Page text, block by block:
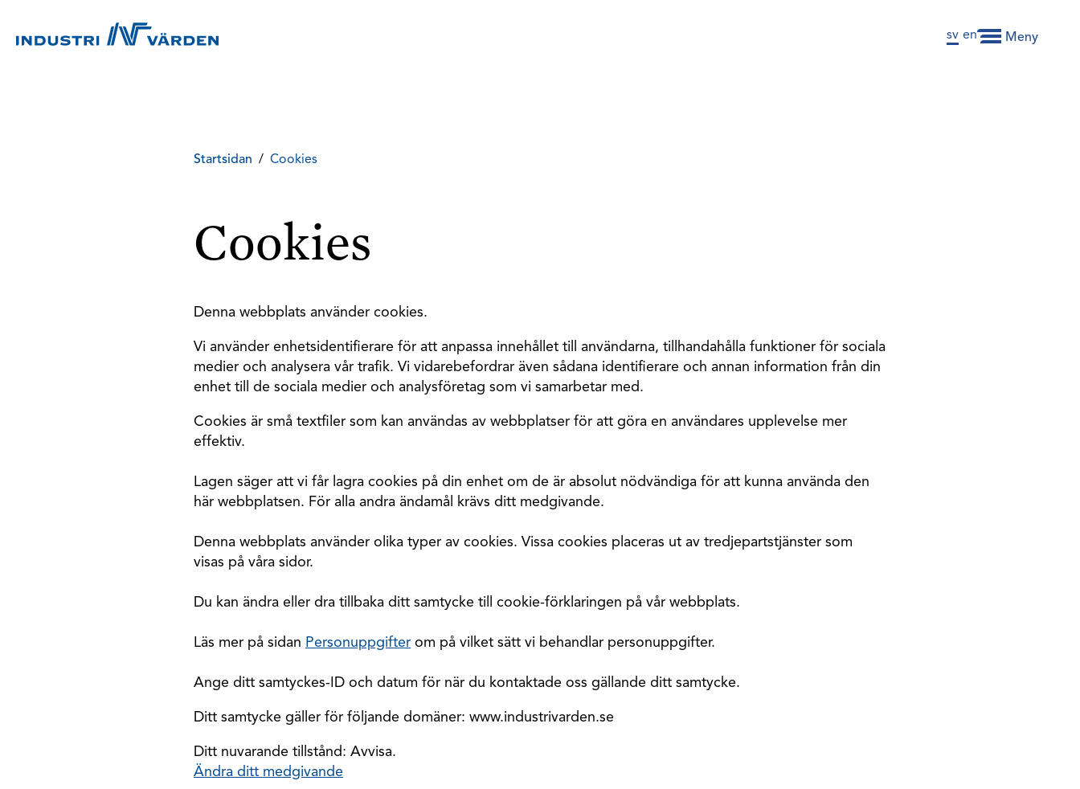
sv en Meny
Startsidan / Cookies
Cookies
Denna webbplats använder cookies.
Vi använder enhetsidentifierare för att anpassa innehållet till användarna, tillhandahålla funktioner för sociala
medier och analysera vår trafik. Vi vidarebefordrar även sådana identifierare och annan information från din
enhet till de sociala medier och analysföretag som vi samarbetar med.
Cookies är små textfiler som kan användas av webbplatser för att göra en användares upplevelse mer
effektiv.
Lagen säger att vi får lagra cookies på din enhet om de är absolut nödvändiga för att kunna använda den
här webbplatsen. För alla andra ändamål krävs ditt medgivande.
Denna webbplats använder olika typer av cookies. Vissa cookies placeras ut av tredjepartstjänster som
visas på våra sidor.
Du kan ändra eller dra tillbaka ditt samtycke till cookie-förklaringen på vår webbplats.
Läs mer på sidan Personuppgifter om på vilket sätt vi behandlar personuppgifter.
Ange ditt samtyckes-ID och datum för när du kontaktade oss gällande ditt samtycke.
Ditt samtycke gäller för följande domäner: www.industrivarden.se
Ditt nuvarande tillstånd: Avvisa.
Ändra ditt medgivande